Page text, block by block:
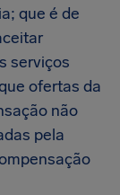
que é de
serviços
ofertas da
não
pela